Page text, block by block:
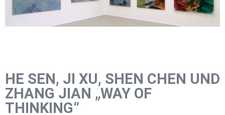
HE SEN, JI XU, SHEN CHEN UND
ZHANG JIAN „WAY OF
THINKING“